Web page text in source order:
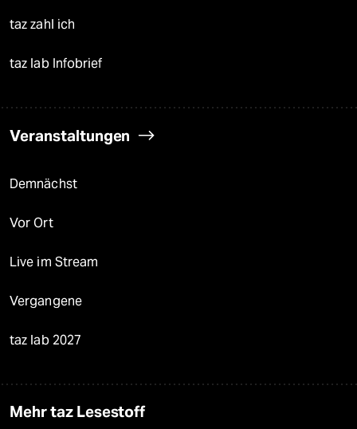
taz zahl ich
taz lab Infobrief
Veranstaltungen
Demnächst
Vor Ort
Live im Stream
Vergangene
taz lab 2027
Mehr taz Lesestoff